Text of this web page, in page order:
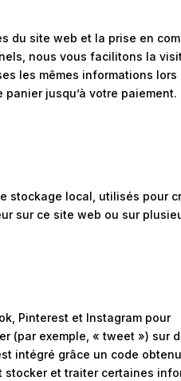
du site web et la prise en
nous vous facilitons la
les mêmes informations lors
jusqu’à votre paiement.
stockage local, utilisés pour
sur ce site web ou sur
Pinterest et Instagram pour
(par exemple, « tweet ») sur
intégré grâce un code
stocker et traiter certaines